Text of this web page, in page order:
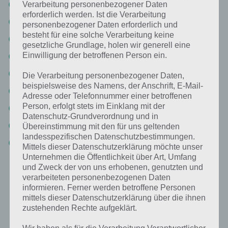
Dooors 4 Lösung – Level 11, 12, 13, 14, 15, 16, 17, 18, 19, 20
Dooors 4 Lösung – Level 21, 22, 23, 24, 25, 26, 27, 28, 29, 30
Dooors 4 Lösung – Level 31, 32, 33, 34, 35, 36, 37, 38, 39, 40
Dooors 4 – Level 41, 42, 43, 44, 45, 46, 47, 48, 49, 50
Level 51, 52, 53, 54, 55, 56, 57, 58, 59, 60
Level 61, 62, 63, 64, 65, 66, 67, 68, 69, 70
Level 71, 72, 73, 74, 75, 76, 77, 78, 79, 80
Level 81, 82, 83, 84, 85, 86, 87, 88, 89, 90
Level 91, 92, 93, 94, 95, 96, 97, 98, 99, 100
Unsere Lösung sollte dabei stets vollständig sein. Wenn ein Update
erscheint, versuchen wir natürlich schnellstmöglich die Lösung dazu
bereitzustellen. Wir freuen uns aber auch über eure Lösung zu den
einzelnen Dooors 4 Level.
Verarbeitung personenbezogener Daten
erforderlich werden. Ist die Verarbeitung
personenbezogener Daten erforderlich und
besteht für eine solche Verarbeitung keine
gesetzliche Grundlage, holen wir generell eine
Einwilligung der betroffenen Person ein.
Die Verarbeitung personenbezogener Daten,
beispielsweise des Namens, der Anschrift, E-Mail-
Adresse oder Telefonnummer einer betroffenen
Person, erfolgt stets im Einklang mit der
Datenschutz-Grundverordnung und in
Übereinstimmung mit den für uns geltenden
landesspezifischen Datenschutzbestimmungen.
Mittels dieser Datenschutzerklärung möchte unser
Unternehmen die Öffentlichkeit über Art, Umfang
und Zweck der von uns erhobenen, genutzten und
verarbeiteten personenbezogenen Daten
informieren. Ferner werden betroffene Personen
mittels dieser Datenschutzerklärung über die ihnen
zustehenden Rechte aufgeklärt.